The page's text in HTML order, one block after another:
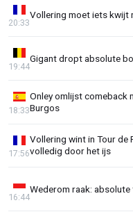
Vollering moet iets kwijt
20:33
Gigant dropt absolute
19:44
Onley omlijst comeback
Burgos
18:33
Vollering wint in Tour de
volledig door het ijs
17:56
Wederom raak:
16:44